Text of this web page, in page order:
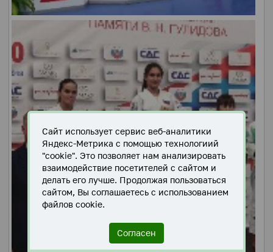
Сайт использует сервис веб-аналитики
Яндекс-Метрика с помощью технологиий
"cookie". Это позволяет нам анализировать
взаимодействие посетителей с сайтом и
делать его лучше. Продолжая пользоваться
сайтом, Вы соглашаетесь с использованием
файлов cookie.
Согласен